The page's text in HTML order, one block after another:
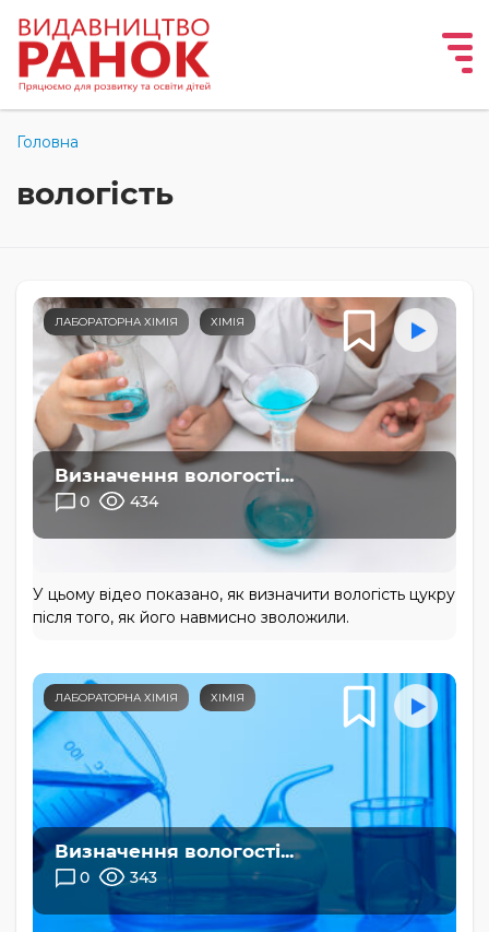
Головна
вологість
ЛАБОРАТОРНА ХІМІЯ ХІМІЯ
Визначення вологості...
0 434
У цьому відео показано, як визначити вологість цукру
після того, як його навмисно зволожили.
ЛАБОРАТОРНА ХІМІЯ ХІМІЯ
Визначення вологості...
0 343